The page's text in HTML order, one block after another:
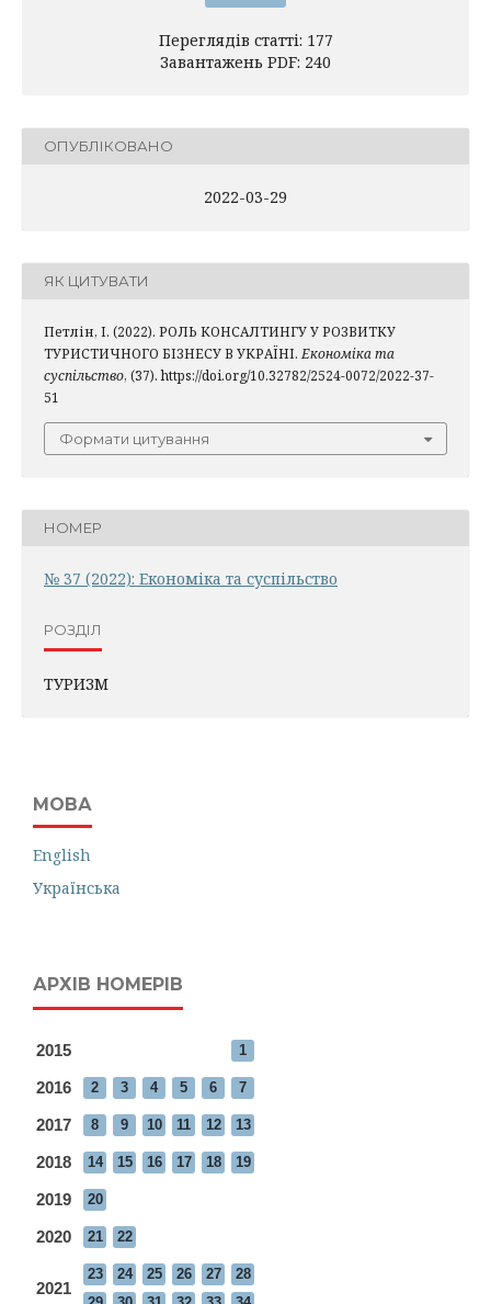
Переглядів статті: 177
Завантажень PDF: 240
ОПУБЛІКОВАНО
2022-03-29
ЯК ЦИТУВАТИ
Петлін, І. (2022). РОЛЬ КОНСАЛТИНГУ У РОЗВИТКУ
ТУРИСТИЧНОГО БІЗНЕСУ В УКРАЇНІ. Економіка та
суспільство, (37). https://doi.org/10.32782/2524-0072/2022-37-
51
Формати цитування
НОМЕР
№ 37 (2022): Економіка та суспільство
РОЗДІЛ
ТУРИЗМ
МОВА
English
Українська
АРХІВ НОМЕРІВ
2015 1
2016 2 3 4 5 6 7
2017 8 9 10 11 12 13
2018 14 15 16 17 18 19
2019 20
2020 21 22
2021
23 24 25 26 27
28